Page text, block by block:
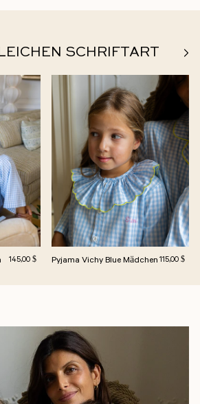
SCHRIFTART
Regulärer Preis
145,00 $ Pyjama Vichy Blue Mädchen Regulärer
115,00 $